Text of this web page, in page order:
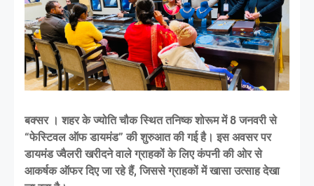
बक्सर । शहर के ज्योति चौक स्थित तनिष्क शोरूम में 8 जनवरी से
“फेस्टिवल ऑफ डायमंड” की शुरुआत की गई है। इस अवसर पर
डायमंड ज्वैलरी खरीदने वाले ग्राहकों के लिए कंपनी की ओर से
आकर्षक ऑफर दिए जा रहे हैं, जिससे ग्राहकों में खासा उत्साह देखा